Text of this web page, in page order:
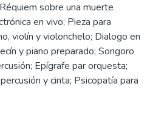
sobre una muerte
en vivo; Pieza para
violín y violonchelo; Dialogo en
y piano preparado; Songoro
Epígrafe par orquesta;
y cinta; Psicopatía para